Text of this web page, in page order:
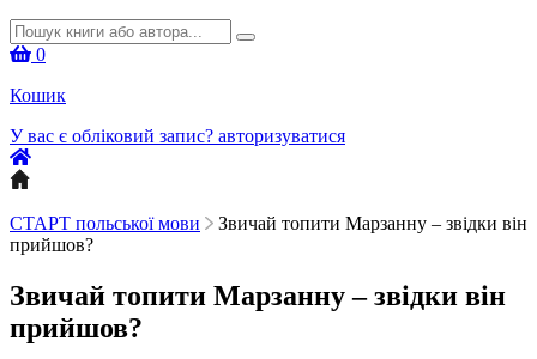
Шукати:
0
Кошик
У вас є обліковий запис? авторизуватися
СТАРТ польської мови
Звичай топити Марзанну – звідки він
прийшов?
Звичай топити Марзанну – звідки він
прийшов?